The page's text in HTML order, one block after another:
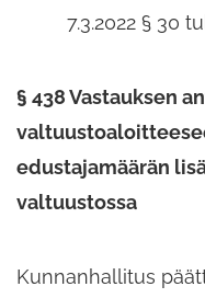
7.3.2022 § 30
§ 438 Vastauksen
edustajamäärän
valtuustossa
Kunnanhallitus